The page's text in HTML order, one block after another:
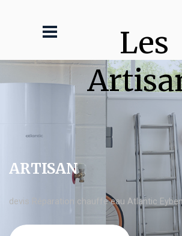
Les
ARTISAN
devis Réparation chauffe eau Atlantic